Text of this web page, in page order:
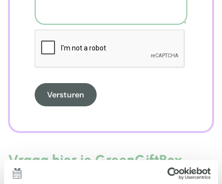
Vraag hier je GreenGiftBox
demo webshop aan!
Versturen